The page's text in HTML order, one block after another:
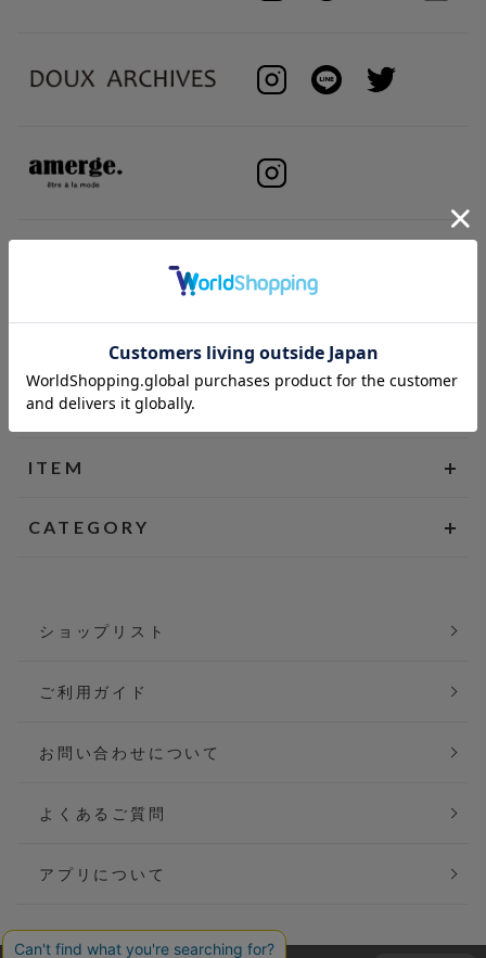
BRAND
ITEM
CATEGORY
ショップリスト
ご利用ガイド
お問い合わせについて
よくあるご質問
アプリについて